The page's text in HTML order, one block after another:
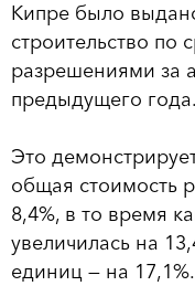
Кипре было
строительство по
разрешениями за
предыдущего года.
Это
общая стоимость
8,4%, в то время
увеличилась на
единиц — на